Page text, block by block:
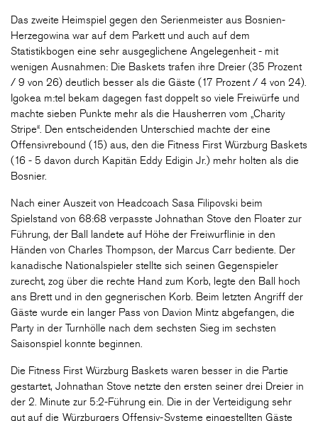
Das zweite Heimspiel gegen den Serienmeister aus Bosnien-
Herzegowina war auf dem Parkett und auch auf dem
Statistikbogen eine sehr ausgeglichene Angelegenheit - mit
wenigen Ausnahmen: Die Baskets trafen ihre Dreier (35 Prozent
/ 9 von 26) deutlich besser als die Gäste (17 Prozent / 4 von 24).
Igokea m:tel bekam dagegen fast doppelt so viele Freiwürfe und
machte sieben Punkte mehr als die Hausherren vom „Charity
Stripe“. Den entscheidenden Unterschied machte der eine
Offensivrebound (15) aus, den die Fitness First Würzburg Baskets
(16 - 5 davon durch Kapitän Eddy Edigin Jr.) mehr holten als die
Bosnier.
Nach einer Auszeit von Headcoach Sasa Filipovski beim
Spielstand von 68:68 verpasste Johnathan Stove den Floater zur
Führung, der Ball landete auf Höhe der Freiwurflinie in den
Händen von Charles Thompson, der Marcus Carr bediente. Der
kanadische Nationalspieler stellte sich seinen Gegenspieler
zurecht, zog über die rechte Hand zum Korb, legte den Ball hoch
ans Brett und in den gegnerischen Korb. Beim letzten Angriff der
Gäste wurde ein langer Pass von Davion Mintz abgefangen, die
Party in der Turnhölle nach dem sechsten Sieg im sechsten
Saisonspiel konnte beginnen.
Die Fitness First Würzburg Baskets waren besser in die Partie
gestartet, Johnathan Stove netzte den ersten seiner drei Dreier in
der 2. Minute zur 5:2-Führung ein. Die in der Verteidigung sehr
gut auf die Würzburgers Offensiv-Systeme eingestellten Gäste